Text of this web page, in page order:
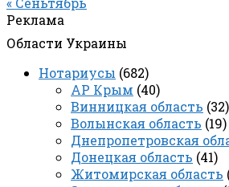
Реклама
Области Украины
Нотариусы (682)
АР Крым (40)
Винницкая область (32)
Волынская область (19)
Днепропетровская
Донецкая область (41)
Житомирская область